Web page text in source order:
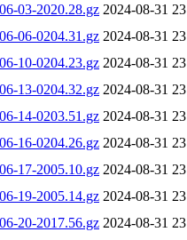
03-2020.28.gz 2024-08-31
06-0204.31.gz 2024-08-31
10-0204.23.gz 2024-08-31
13-0204.32.gz 2024-08-31
14-0203.51.gz 2024-08-31
16-0204.26.gz 2024-08-31
17-2005.10.gz 2024-08-31
19-2005.14.gz 2024-08-31
20-2017.56.gz 2024-08-31